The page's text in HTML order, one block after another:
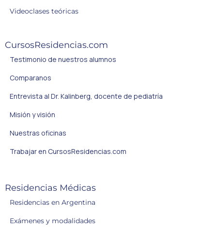
Videoclases teóricas
CursosResidencias.com
Testimonio de nuestros alumnos
Comparanos
Entrevista al Dr. Kalinberg, docente de pediatría
Misión y visión
Nuestras oficinas
Trabajar en CursosResidencias.com
Residencias Médicas
Residencias en Argentina
Exámenes y modalidades